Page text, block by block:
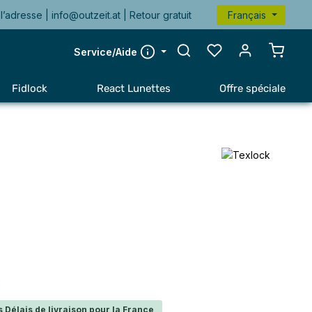
|info@outzeit.at | Retour gratuit Français
Service/Aide
Le
Fidlock React Lunettes Offre spéciale
Délais de livraison pour la France